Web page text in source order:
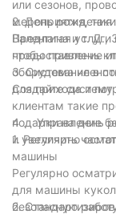
или сезонов,
мероприятия,
Валентина и т. Д.,
чтобы привлечь
2. День рождения
Предлагая
предоставление
оборудование в
для прихода и
3. Система
Создайте
клиентам такие
подарки на день
и увеличить
4 、 Управление
1. Регулярно
машины
Регулярно
для машины
безопасную
2.